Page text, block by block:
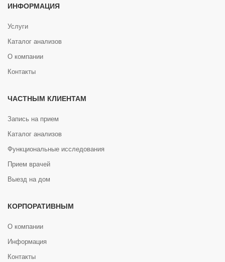
ИНФОРМАЦИЯ
Услуги
Каталог анализов
О компании
Контакты
ЧАСТНЫМ КЛИЕНТАМ
Запись на прием
Каталог анализов
Функциональные исследования
Прием врачей
Выезд на дом
КОРПОРАТИВНЫМ
О компании
Информация
Контакты